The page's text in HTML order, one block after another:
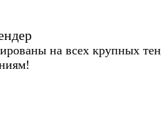
на всех крупных